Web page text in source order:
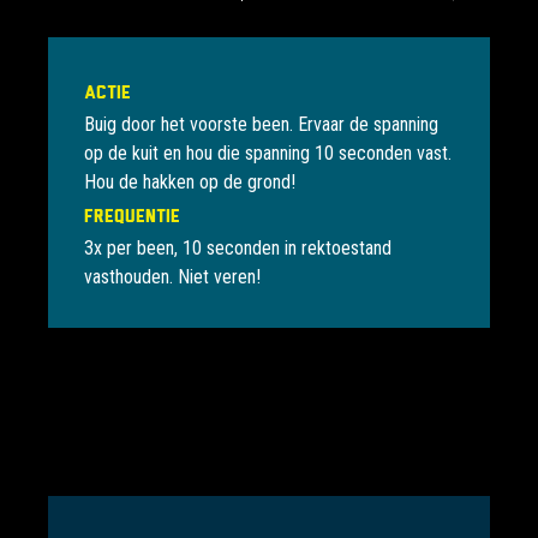
Actie
Buig door het voorste been. Ervaar de spanning
op de kuit en hou die spanning 10 seconden vast.
Hou de hakken op de grond!
Frequentie
3x per been, 10 seconden in rektoestand
vasthouden. Niet veren!